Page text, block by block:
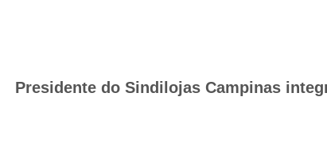
Presidente do Sindilojas Campinas